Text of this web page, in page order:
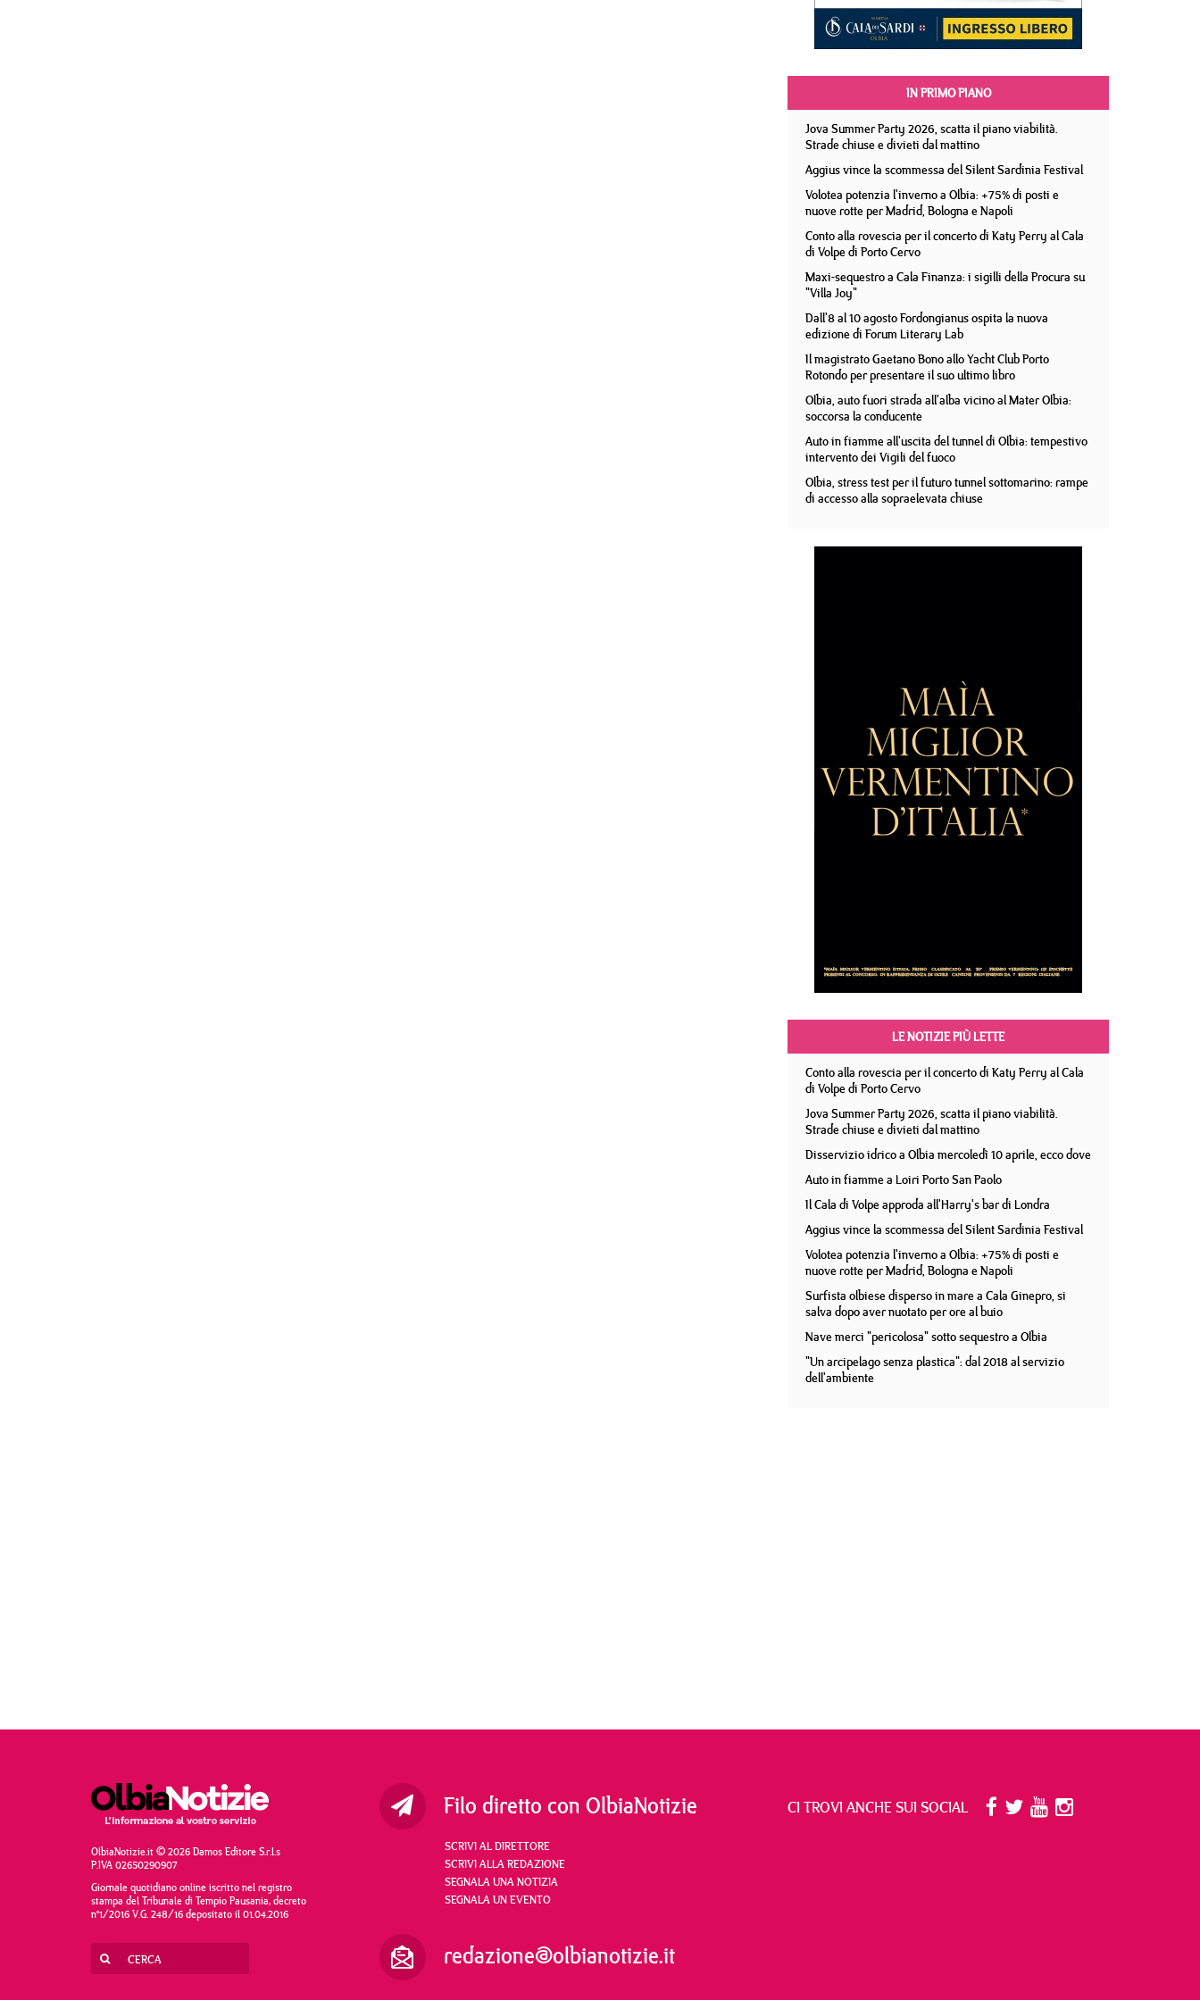
IN PRIMO PIANO
Jova Summer Party 2026, scatta il piano viabilità.
Strade chiuse e divieti dal mattino
Aggius vince la scommessa del Silent Sardinia Festival
Volotea potenzia l'inverno a Olbia: +75% di posti e
nuove rotte per Madrid, Bologna e Napoli
Conto alla rovescia per il concerto di Katy Perry al Cala
di Volpe di Porto Cervo
Maxi-sequestro a Cala Finanza: i sigilli della Procura su
"Villa Joy"
Dall'8 al 10 agosto Fordongianus ospita la nuova
edizione di Forum Literary Lab
Il magistrato Gaetano Bono allo Yacht Club Porto
Rotondo per presentare il suo ultimo libro
Olbia, auto fuori strada all'alba vicino al Mater Olbia:
soccorsa la conducente
Auto in fiamme all'uscita del tunnel di Olbia: tempestivo
intervento dei Vigili del fuoco
Olbia, stress test per il futuro tunnel sottomarino: rampe
di accesso alla sopraelevata chiuse
LE NOTIZIE PIÙ LETTE
Conto alla rovescia per il concerto di Katy Perry al Cala
di Volpe di Porto Cervo
Jova Summer Party 2026, scatta il piano viabilità.
Strade chiuse e divieti dal mattino
Disservizio idrico a Olbia mercoledì 10 aprile, ecco dove
Auto in fiamme a Loiri Porto San Paolo
Il Cala di Volpe approda all'Harry's bar di Londra
Aggius vince la scommessa del Silent Sardinia Festival
Volotea potenzia l'inverno a Olbia: +75% di posti e
nuove rotte per Madrid, Bologna e Napoli
Surfista olbiese disperso in mare a Cala Ginepro, si
salva dopo aver nuotato per ore al buio
Nave merci "pericolosa" sotto sequestro a Olbia
"Un arcipelago senza plastica": dal 2018 al servizio
dell'ambiente
OlbiaNotizie.it © 2026 Damos Editore S.r.l.s
P.IVA 02650290907
Giornale quotidiano online iscritto nel registro
stampa del Tribunale di Tempio Pausania, decreto
n°1/2016 V.G. 248/16 depositato il 01.04.2016
Filo diretto con OlbiaNotizie
SCRIVI AL DIRETTORE
SCRIVI ALLA REDAZIONE
SEGNALA UNA NOTIZIA
SEGNALA UN EVENTO
redazione@olbianotizie.it
CI TROVI ANCHE SUI SOCIAL